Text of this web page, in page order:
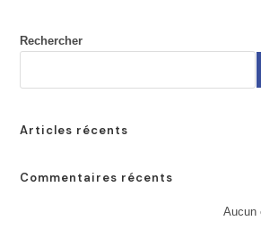
Rechercher
Articles récents
Commentaires récents
Aucun